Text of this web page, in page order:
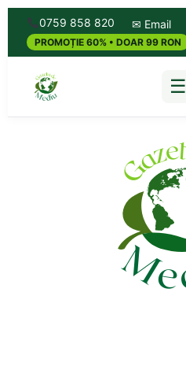
0759 858 820 ✉ Email
PROMOȚIE 60% • DOAR 99 RON
☰